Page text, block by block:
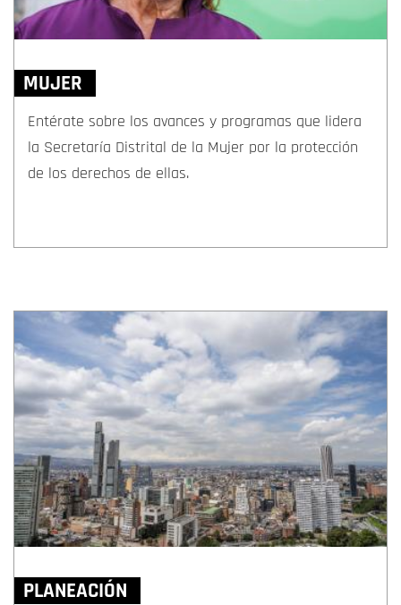
MUJER
Entérate sobre los avances y programas que lidera
la Secretaría Distrital de la Mujer por la protección
de los derechos de ellas.
PLANEACIÓN